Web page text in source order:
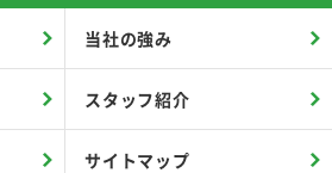
当社の強み
スタッフ紹介
サイトマップ